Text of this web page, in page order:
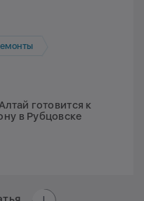
готовится к
в Рубцовске